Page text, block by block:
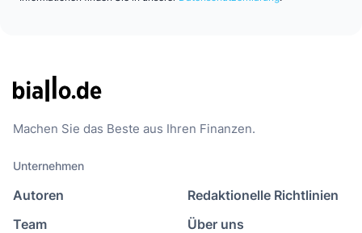
Machen Sie das Beste aus Ihren Finanzen.
Unternehmen
Autoren
Team
Redaktionelle Richtlinien
Über uns